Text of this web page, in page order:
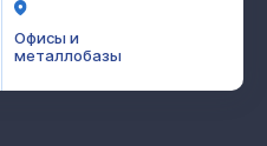
Офисы и
металлобазы